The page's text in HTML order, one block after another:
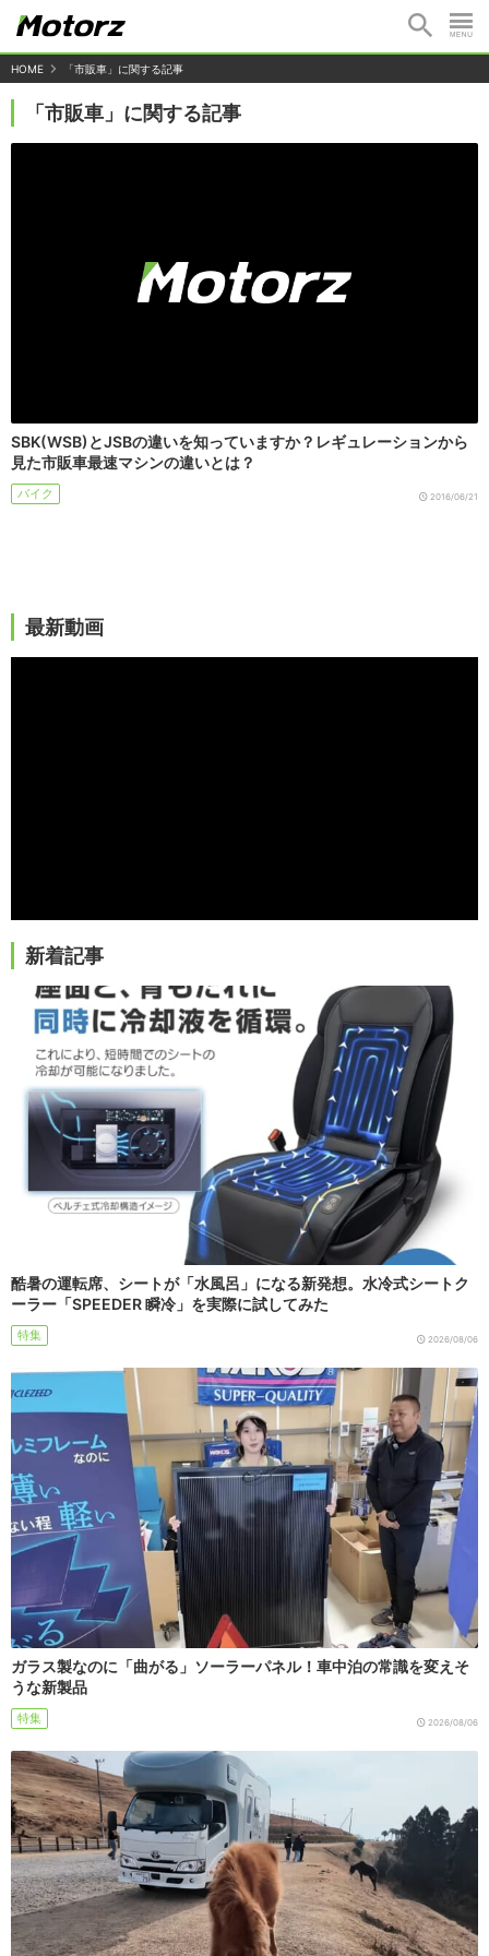
HOME 「市販車」に関する記事
「市販車」に関する記事
SBK(WSB)とJSBの違いを知っていますか？レギュレーションから
見た市販車最速マシンの違いとは？
バイク 2016/06/21
最新動画
新着記事
酷暑の運転席、シートが「水風呂」になる新発想。水冷式シートク
ーラー「SPEEDER 瞬冷」を実際に試してみた
特集 2026/08/06
ガラス製なのに「曲がる」ソーラーパネル！車中泊の常識を変えそ
うな新製品
特集 2026/08/06